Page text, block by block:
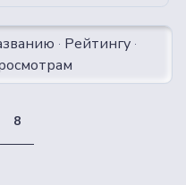
· Рейтингу ·
8